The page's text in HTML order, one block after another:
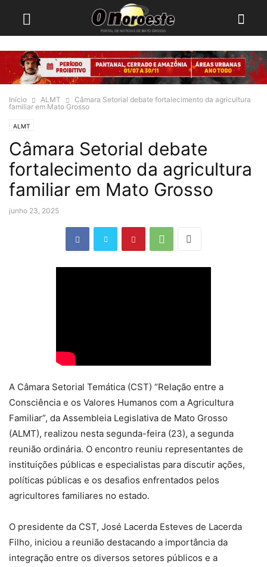
Início ALMT
Câmara Setorial debate fortalecimento da agricultura
familiar em Mato Grosso
ALMT
Câmara Setorial debate
fortalecimento da agricultura
familiar em Mato Grosso
junho 23, 2025
A Câmara Setorial Temática (CST) “Relação entre a
Consciência e os Valores Humanos com a Agricultura
Familiar”, da Assembleia Legislativa de Mato Grosso
(ALMT), realizou nesta segunda-feira (23), a segunda
reunião ordinária. O encontro reuniu representantes de
instituições públicas e especialistas para discutir ações,
políticas públicas e os desafios enfrentados pelos
agricultores familiares no estado.
O presidente da CST, José Lacerda Esteves de Lacerda
Filho, iniciou a reunião destacando a importância da
integração entre os diversos setores públicos e a